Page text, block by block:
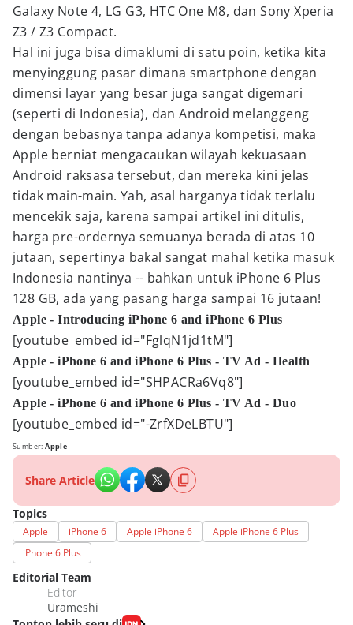
Galaxy Note 4, LG G3, HTC One M8, dan Sony Xperia
Z3 / Z3 Compact.
Hal ini juga bisa dimaklumi di satu poin, ketika kita
menyinggung pasar dimana smartphone dengan
dimensi layar yang besar juga sangat digemari
(seperti di Indonesia), dan Android melanggeng
dengan bebasnya tanpa adanya kompetisi, maka
Apple berniat mengacaukan wilayah kekuasaan
Android raksasa tersebut, dan mereka kini jelas
tidak main-main. Yah, asal harganya tidak terlalu
mencekik saja, karena sampai artikel ini ditulis,
harga pre-ordernya semuanya berada di atas 10
jutaan, sepertinya bakal sangat mahal ketika masuk
Indonesia nantinya -- bahkan untuk iPhone 6 Plus
128 GB, ada yang pasang harga sampai 16 jutaan!
Apple - Introducing iPhone 6 and iPhone 6 Plus
[youtube_embed id="FglqN1jd1tM"]
Apple - iPhone 6 and iPhone 6 Plus - TV Ad - Health
[youtube_embed id="SHPACRa6Vq8"]
Apple - iPhone 6 and iPhone 6 Plus - TV Ad - Duo
[youtube_embed id="-ZrfXDeLBTU"]
Sumber:Apple
Share Article
Topics
Apple iPhone 6 Apple iPhone 6
Apple iPhone 6 Plus
iPhone 6 Plus
Editorial Team
Editor
Urameshi